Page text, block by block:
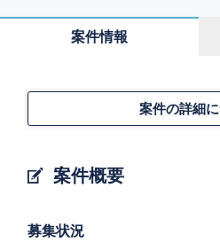
案件情報
案件概要
案件の詳細
募集状況